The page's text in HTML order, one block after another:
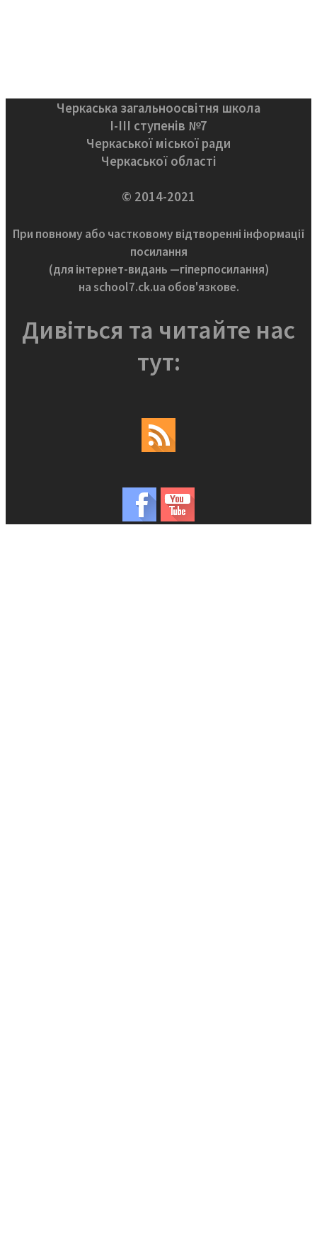
Черкаська загальноосвітня школа
І-ІІІ ступенів №7
Черкаської міської ради
Черкаської області
© 2014-2021
При повному або частковому відтворенні інформації
посилання
(для інтернет-видань —гіперпосилання)
на school7.ck.ua обов'язкове.
Дивіться та читайте нас
тут: